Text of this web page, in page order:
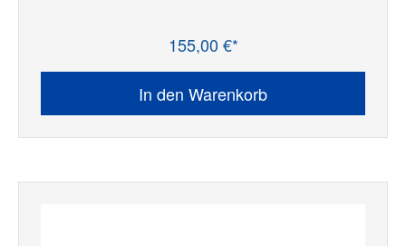
155,00 €*
In den Warenkorb